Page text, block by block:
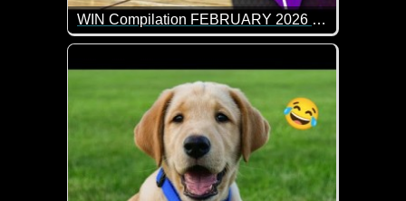
WIN Compilation FEBRUARY 2026 Edition
65 der besten Video-Clips des Monats Januar in